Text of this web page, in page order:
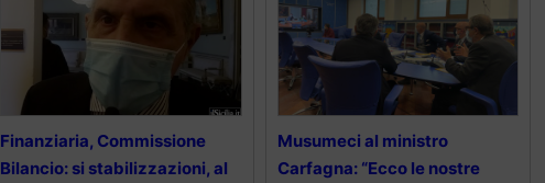
Finanziaria, Commissione
Bilancio: si stabilizzazioni, al
Musumeci al ministro
Carfagna: “Ecco le nostre